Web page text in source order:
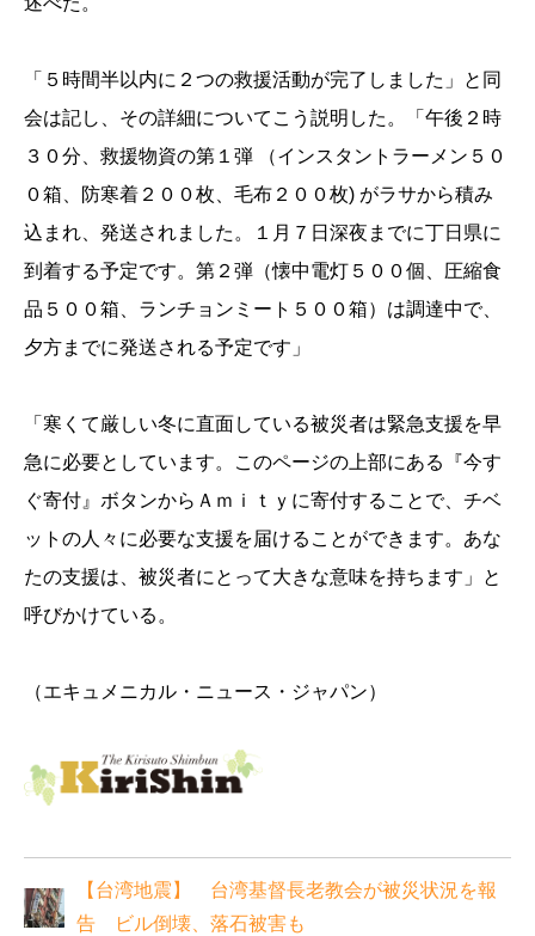
「５時間半以内に２つの救援活動が完了しました」と同
会は記し、その詳細についてこう説明した。「午後２時
３０分、救援物資の第１弾 （インスタントラーメン５０
０箱、防寒着２００枚、毛布２００枚) がラサから積み
込まれ、発送されました。１月７日深夜までに丁日県に
到着する予定です。第２弾（懐中電灯５００個、圧縮食
品５００箱、ランチョンミート５００箱）は調達中で、
夕方までに発送される予定です」
「寒くて厳しい冬に直面している被災者は緊急支援を早
急に必要としています。このページの上部にある『今す
ぐ寄付』ボタンからＡｍｉｔｙに寄付することで、チベ
ットの人々に必要な支援を届けることができます。あな
たの支援は、被災者にとって大きな意味を持ちます」と
呼びかけている。
（エキュメニカル・ニュース・ジャパン）
【台湾地震】 台湾基督長老教会が被災状況を報
告 ビル倒壊、落石被害も